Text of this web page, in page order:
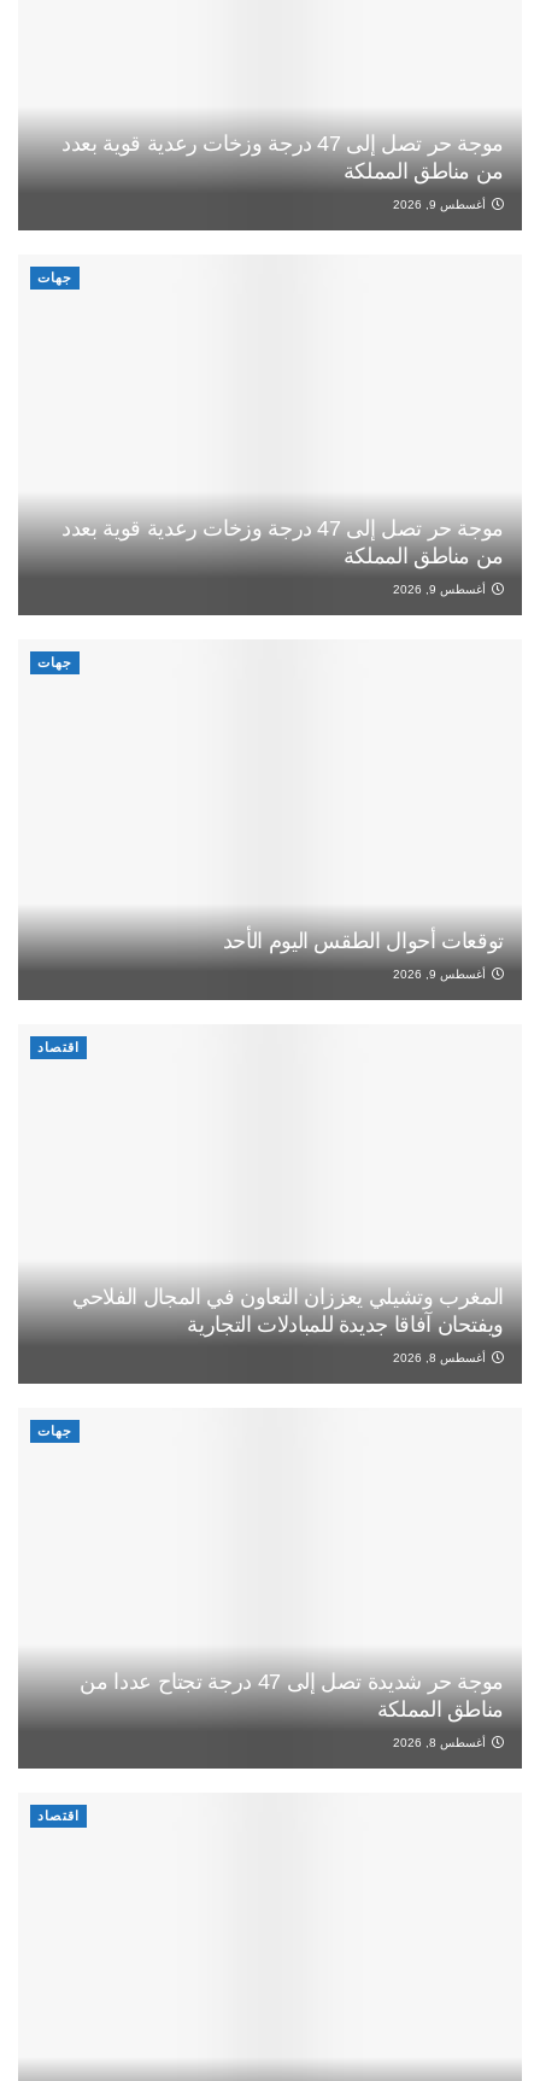
موجة حر تصل إلى 47 درجة وزخات رعدية قوية بعدد
من مناطق المملكة
أغسطس 9, 2026
جهات
موجة حر تصل إلى 47 درجة وزخات رعدية قوية بعدد
من مناطق المملكة
أغسطس 9, 2026
جهات
توقعات أحوال الطقس اليوم الأحد
أغسطس 9, 2026
اقتصاد
المغرب وتشيلي يعززان التعاون في المجال الفلاحي
ويفتحان آفاقا جديدة للمبادلات التجارية
أغسطس 8, 2026
جهات
موجة حر شديدة تصل إلى 47 درجة تجتاح عددا من
مناطق المملكة
أغسطس 8, 2026
اقتصاد